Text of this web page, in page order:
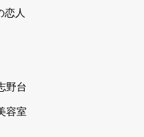
恋人
野台
容室